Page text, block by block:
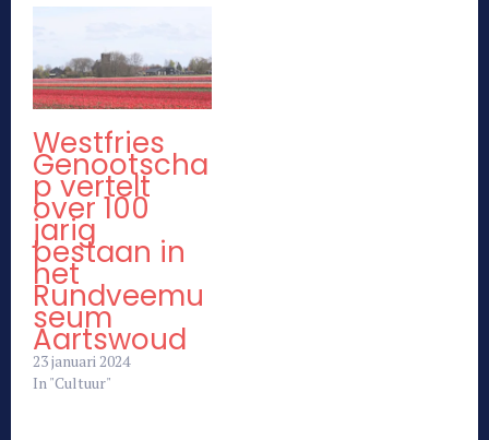
Westfries
Genootscha
p vertelt
over 100
jarig
bestaan in
het
Rundveemu
seum
Aartswoud
23 januari 2024
In "Cultuur"